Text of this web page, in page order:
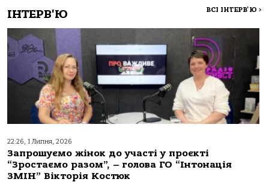
ІНТЕРВ'Ю ВСІ ІНТЕРВ'Ю >
22:26, 1 Липня, 2026
Запрошуємо жінок до участі у проєкті
“Зростаємо разом”, – голова ГО “Інтонація
ЗМІН” Вікторія Костюк